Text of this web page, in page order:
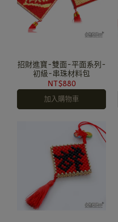
招財進寶-雙面-平面系列-
初級-串珠材料包
NT$880
加入購物車